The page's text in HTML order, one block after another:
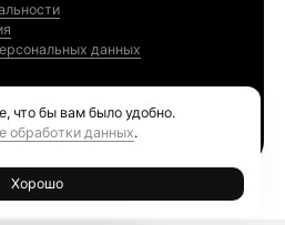
данных
что бы вам было удобно.
обработки данных.
Хорошо